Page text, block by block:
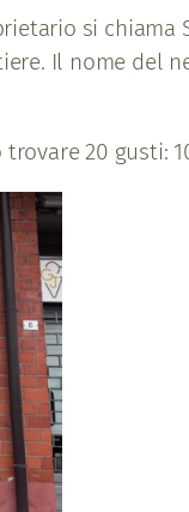
si
Il nome del
20 gusti: